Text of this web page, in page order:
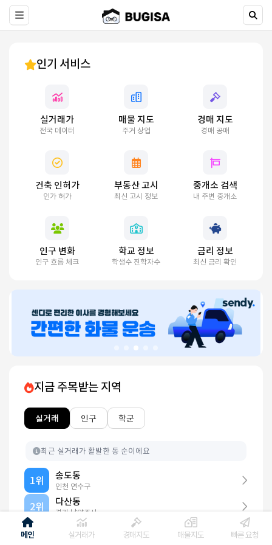
인기 서비스
실거래가
전국 데이터
매물 지도
주거 상업
경매 지도
경매 공매
건축 인허가
인가 허가
부동산 고시
최신 고시 정보
중개소 검색
내 주변 중개소
인구 변화
인구 흐름 체크
학교 정보
학생수 진학자수
금리 정보
최신 금리 확인
지금 주목받는 지역
실거래 인구 학군
최근 실거래가 활발한 동 순이에요
1위 송도동
인천 연수구
2위 다산동
경기 남양주시
3위 상계동
서울 노원구
메인 실거래가 경매지도 매물지도 빠른 요청